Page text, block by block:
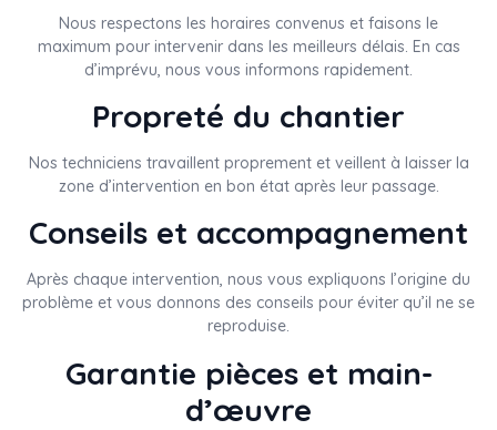
Nous respectons les horaires convenus et faisons le
maximum pour intervenir dans les meilleurs délais. En cas
d’imprévu, nous vous informons rapidement.
Propreté du chantier
Nos techniciens travaillent proprement et veillent à laisser la
zone d’intervention en bon état après leur passage.
Conseils et accompagnement
Après chaque intervention, nous vous expliquons l’origine du
problème et vous donnons des conseils pour éviter qu’il ne se
reproduise.
Garantie pièces et main-
d’œuvre